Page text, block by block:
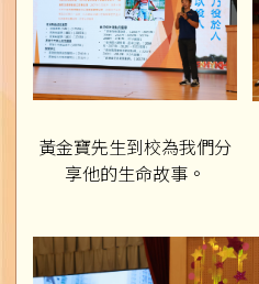
黃金寶先生到校為我們分
享他的生命故事。